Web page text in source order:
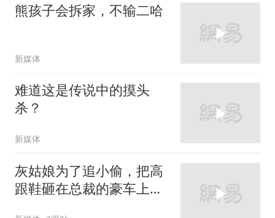
熊孩子会拆家，不输二哈
新媒体
难道这是传说中的摸头
杀？
新媒体
灰姑娘为了追小偷，把高
跟鞋砸在总裁的豪车上，